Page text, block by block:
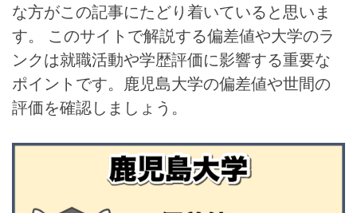
な方がこの記事にたどり着いていると思いま
す。 このサイトで解説する偏差値や大学のラ
ンクは就職活動や学歴評価に影響する重要な
ポイントです。鹿児島大学の偏差値や世間の
評価を確認しましょう。